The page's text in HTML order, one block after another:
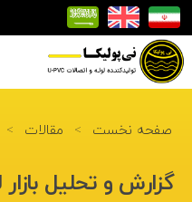
خانه
ما
صفحه نخست > مقالات >